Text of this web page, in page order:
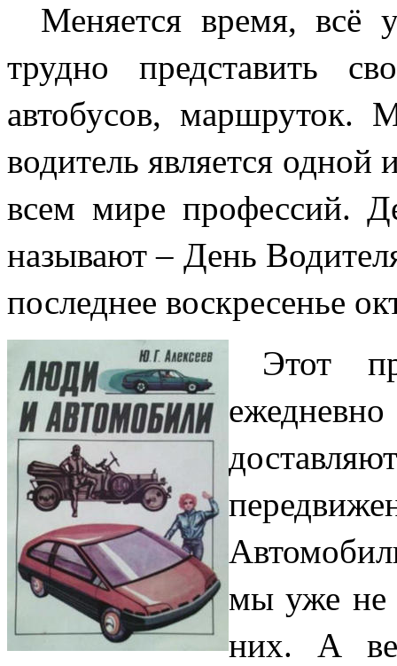
Меняется время, всё
трудно представить
автобусов, маршруток.
водитель является
всем мире профессий.
называют – День
последнее воскресенье
Этот
мы уже не
них. А